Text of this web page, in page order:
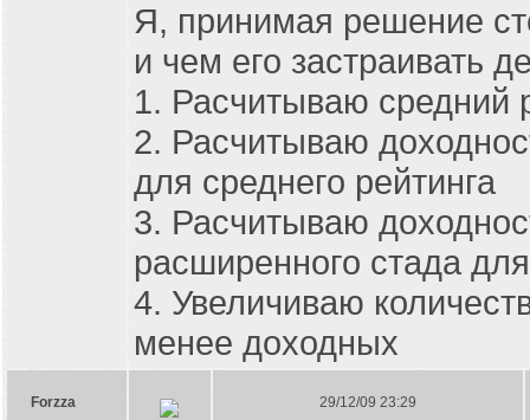
Я, принимая решение
и чем его застраивать
1. Расчитываю средний
2. Расчитываю
для среднего рейтинга
3. Расчитываю
расширенного стада
4. Увеличиваю
менее доходных
Forzza 29/12/09 23:29